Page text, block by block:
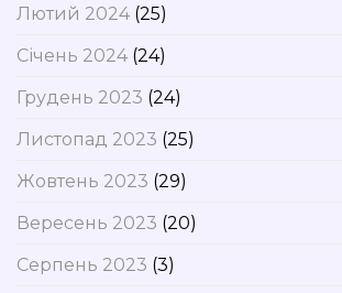
Лютий 2024(25)
Січень 2024(24)
Грудень 2023 (24)
Листопад 2023 (25)
Жовтень 2023 (29)
Вересень 2023 (20)
Серпень 2023 (3)